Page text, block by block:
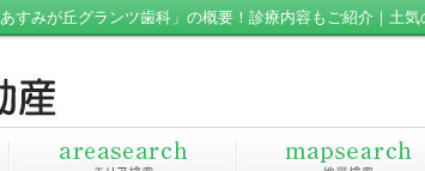
すみが丘グランツ歯科」の概要！診療内容もご紹介｜土